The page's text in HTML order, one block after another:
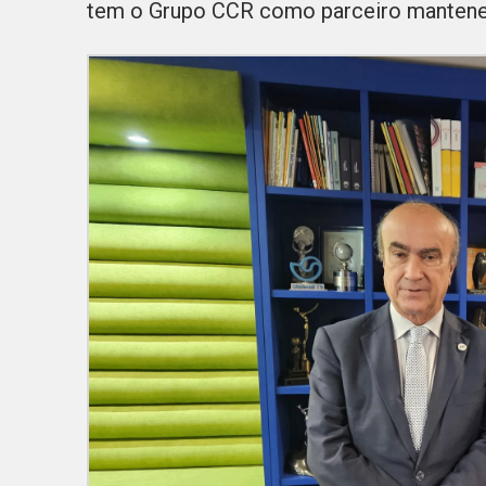
tem o Grupo CCR como parceiro